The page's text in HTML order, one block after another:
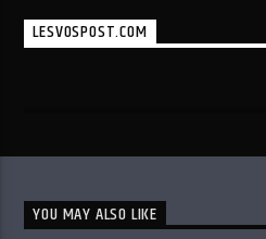
LESVOSPOST.COM
YOU MAY ALSO LIKE